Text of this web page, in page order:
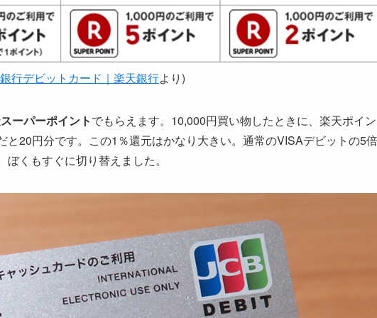
行デビットカード｜楽天銀行より)
ーパーポイントでもらえます。10,000円買い物したときに、楽天ポイン
と20円分です。この1％還元はかなり大きい。通常のVISAデビットの5倍
くもすぐに切り替えました。